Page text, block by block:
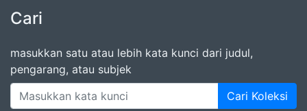
Cari
masukkan satu atau lebih kata kunci dari judul,
pengarang, atau subjek
Cari Koleksi